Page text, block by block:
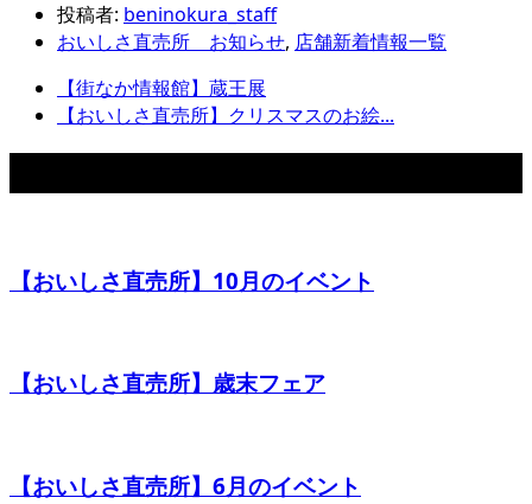
投稿者: beninokura_staff
おいしさ直売所 お知らせ, 店舗新着情報一覧
【街なか情報館】蔵王展
【おいしさ直売所】クリスマスのお絵...
【おいしさ直売所】10月のイベント
【おいしさ直売所】歳末フェア
【おいしさ直売所】6月のイベント